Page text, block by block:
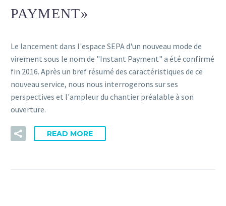
PAYMENT»
Le lancement dans l'espace SEPA d'un nouveau mode de
virement sous le nom de "Instant Payment" a été confirmé
fin 2016. Après un bref résumé des caractéristiques de ce
nouveau service, nous nous interrogerons sur ses
perspectives et l'ampleur du chantier préalable à son
ouverture.
READ MORE